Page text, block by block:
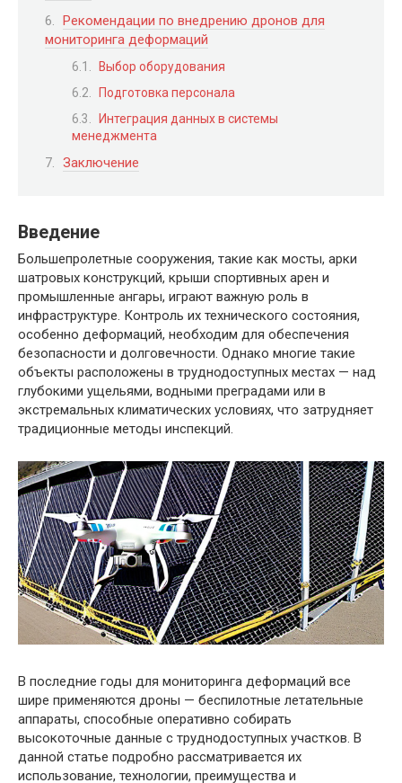
Рекомендации по внедрению дронов для
мониторинга деформаций
Выбор оборудования
Подготовка персонала
Интеграция данных в системы
менеджмента
Заключение
Введение
Большепролетные сооружения, такие как мосты, арки
шатровых конструкций, крыши спортивных арен и
промышленные ангары, играют важную роль в
инфраструктуре. Контроль их технического состояния,
особенно деформаций, необходим для обеспечения
безопасности и долговечности. Однако многие такие
объекты расположены в труднодоступных местах — над
глубокими ущельями, водными преградами или в
экстремальных климатических условиях, что затрудняет
традиционные методы инспекций.
В последние годы для мониторинга деформаций все
шире применяются дроны — беспилотные летательные
аппараты, способные оперативно собирать
высокоточные данные с труднодоступных участков. В
данной статье подробно рассматривается их
использование, технологии, преимущества и